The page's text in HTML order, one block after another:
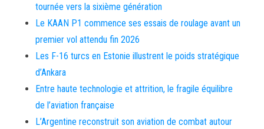
tournée vers la sixième génération
Le KAAN P1 commence ses essais de roulage avant un
premier vol attendu fin 2026
Les F-16 turcs en Estonie illustrent le poids stratégique
d’Ankara
Entre haute technologie et attrition, le fragile équilibre
de l’aviation française
L’Argentine reconstruit son aviation de combat autour